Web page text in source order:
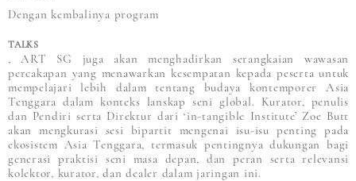
Dengan kembalinya program
TALKS
, ART SG juga akan menghadirkan serangkaian wawasan
percakapan yang menawarkan kesempatan kepada peserta untuk
mempelajari lebih dalam tentang budaya kontemporer Asia
Tenggara dalam konteks lanskap seni global. Kurator, penulis
dan Pendiri serta Direktur dari ‘in-tangible Institute’ Zoe Butt
akan mengkurasi sesi bipartit mengenai isu-isu penting pada
ekosistem Asia Tenggara, termasuk pentingnya dukungan bagi
generasi praktisi seni masa depan, dan peran serta relevansi
kolektor, kurator, dan dealer dalam jaringan ini.